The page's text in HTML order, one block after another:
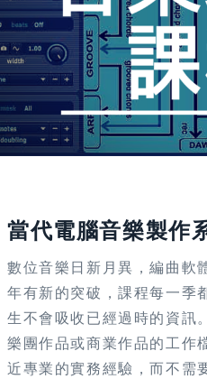
當代電腦音樂製作
數位音樂日新月異，編曲軟
年有新的突破，課程每一季
生不會吸收已經過時的資訊
樂團作品或商業作品的工作
近專業的實務經驗，而不需